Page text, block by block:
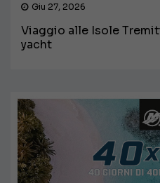
Giu 27, 2026
Viaggio alle Isole
yacht